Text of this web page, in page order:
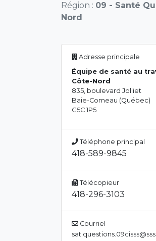
Région : 09 - Santé
Nord
Adresse principale
Équipe de santé au
Côte-Nord
835, boulevard Jolliet
Baie-Comeau (Québec)
G5C 1P5
Téléphone principal
418-589-9845
Télécopieur
418-296-3103
Courriel